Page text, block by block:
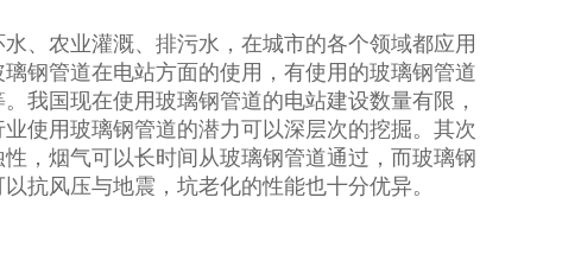
、农业灌溉、排污水，在城市的各个领域都应用
钢管道在电站方面的使用，有使用的玻璃钢管道
我国现在使用玻璃钢管道的电站建设数量有限，
业使用玻璃钢管道的潜力可以深层次的挖掘。其次
，烟气可以长时间从玻璃钢管道通过，而玻璃钢
抗风压与地震，坑老化的性能也十分优异。